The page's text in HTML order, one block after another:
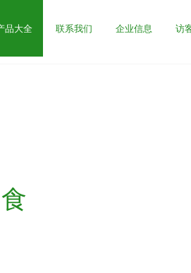
品大全 联系我们 企业信息 访